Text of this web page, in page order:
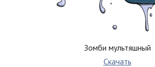
Зомби мультяшный
Скачать